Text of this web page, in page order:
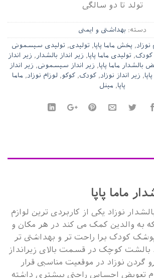
تولد تا دو سالگی
دسته: بهداشتی و ایمنی
, پخش ماما پاپا, تولیدی, تولیدی سیسمونی
کودک, تولیدی ماما پاپا, زیر انداز بالشدار , زیر انداز
بالشدار ماما پاپا, زیر انداز سیسمونی, زیر انداز
, زیر انداز نوزاد, کودک, کوکو , لوزام نوزاد, ماما
پاپا, مینل
ماما پاپا
نوزاد یکی از کاربردی ترین لوازم
والدین کمک می کند در هر مکان و
کودک برا راحت تر و بهداشتی تر
بالشت کوچک در قسمت بالای زیرانداز
نوزاد در موقعیت مناسبی قرار
تعویض احساس راحتی بیشتری داشته